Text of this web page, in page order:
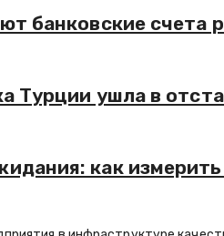
банковские счета
Турции ушла в
как